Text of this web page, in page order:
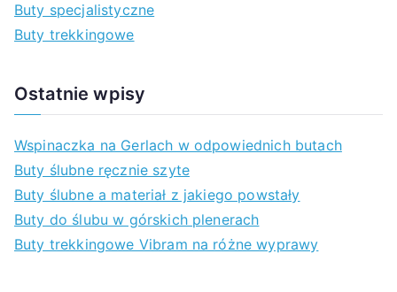
Buty specjalistyczne
Buty trekkingowe
Ostatnie wpisy
Wspinaczka na Gerlach w odpowiednich butach
Buty ślubne ręcznie szyte
Buty ślubne a materiał z jakiego powstały
Buty do ślubu w górskich plenerach
Buty trekkingowe Vibram na różne wyprawy